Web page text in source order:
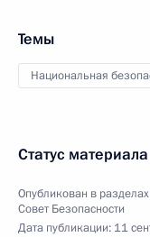
Темы
Национальная
Статус материала
Опубликован в
Совет Безопасности
Дата публикации: 11